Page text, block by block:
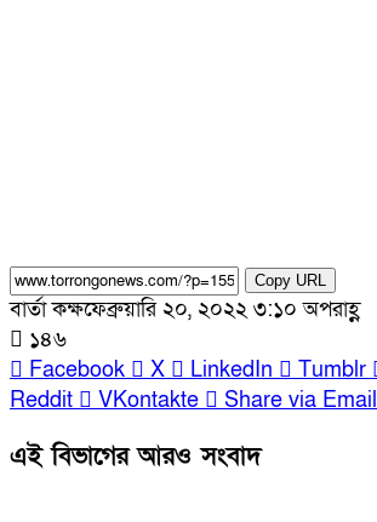
Copy URL
বার্তা কক্ষফেব্রুয়ারি ২০, ২০২২ ৩:১০ অপরাহ্ণ
১৪৬
Facebook
X LinkedIn Tumblr
Reddit
VKontakte Share via Email
এই বিভাগের আরও সংবাদ